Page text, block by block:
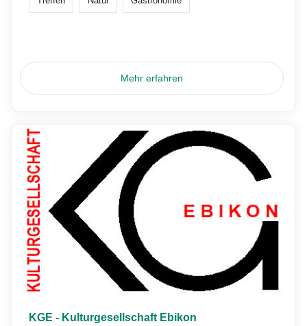
Mehr erfahren
KGE - Kulturgesellschaft Ebikon